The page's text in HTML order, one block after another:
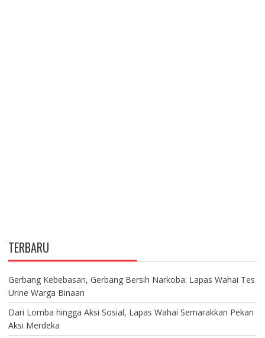
TERBARU
Gerbang Kebebasan, Gerbang Bersih Narkoba: Lapas Wahai Tes
Urine Warga Binaan
Dari Lomba hingga Aksi Sosial, Lapas Wahai Semarakkan Pekan
Aksi Merdeka